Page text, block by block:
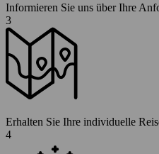
Informieren Sie uns über Ihre
3
Erhalten Sie Ihre individuelle
4